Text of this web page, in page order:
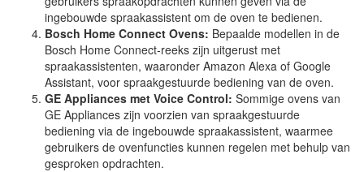
ingebouwde spraakassistent om de oven te bedienen.
Bosch Home Connect Ovens: Bepaalde modellen in de
Bosch Home Connect-reeks zijn uitgerust met
spraakassistenten, waaronder Amazon Alexa of Google
Assistant, voor spraakgestuurde bediening van de oven.
GE Appliances met Voice Control: Sommige ovens van
GE Appliances zijn voorzien van spraakgestuurde
bediening via de ingebouwde spraakassistent, waarmee
gebruikers de ovenfuncties kunnen regelen met behulp van
gesproken opdrachten.